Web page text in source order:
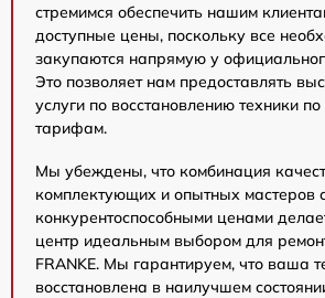
стремимся обеспечить нашим
доступные цены, поскольку все
закупаются напрямую у
Это позволяет нам предоставлять
услуги по восстановлению техники
тарифам.
Мы убеждены, что комбинация
комплектующих и опытных мастеров
конкурентоспособными ценами
центр идеальным выбором для
FRANKE. Мы гарантируем, что ваша
восстановлена в наилучшем